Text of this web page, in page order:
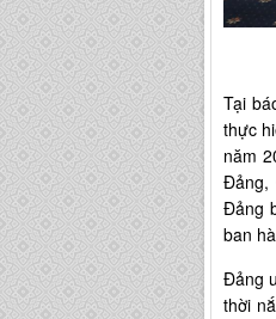
Tại
thực
năm
Đảng,
Đảng
ban
Đảng
thời